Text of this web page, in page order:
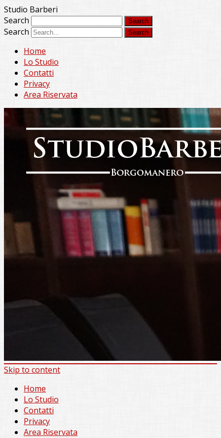
Studio Barberi
Search
Search
Home
Lo Studio
Contatti
Privacy
Area Riservata
Skip to content
Home
Lo Studio
Contatti
Privacy
Area Riservata